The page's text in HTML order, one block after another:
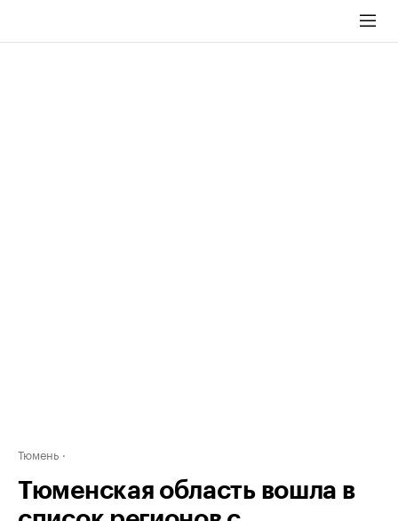
Тюмень
Тюменская область вошла в